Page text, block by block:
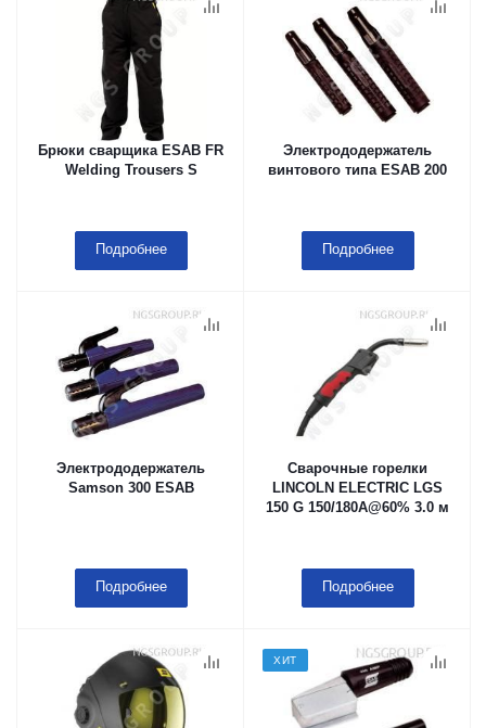
Брюки сварщика ESAB FR
Welding Trousers S
Подробнее
Электрододержатель
винтового типа ESAB 200
Подробнее
Электрододержатель
Samson 300 ESAB
Подробнее
Сварочные горелки
LINCOLN ELECTRIC LGS
150 G 150/180A@60% 3.0 м
Подробнее
ХИТ